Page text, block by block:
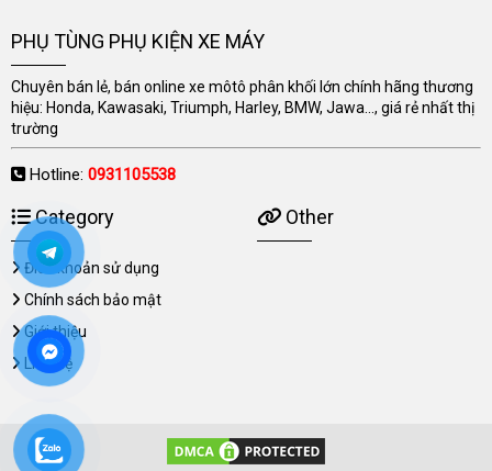
PHỤ TÙNG PHỤ KIỆN XE MÁY
Chuyên bán lẻ, bán online xe môtô phân khối lớn chính hãng thương
hiệu: Honda, Kawasaki, Triumph, Harley, BMW, Jawa..., giá rẻ nhất thị
trường
Hotline: 0931105538
Category
Điều khoản sử dụng
Chính sách bảo mật
Giới thiệu
Liên hệ
Other